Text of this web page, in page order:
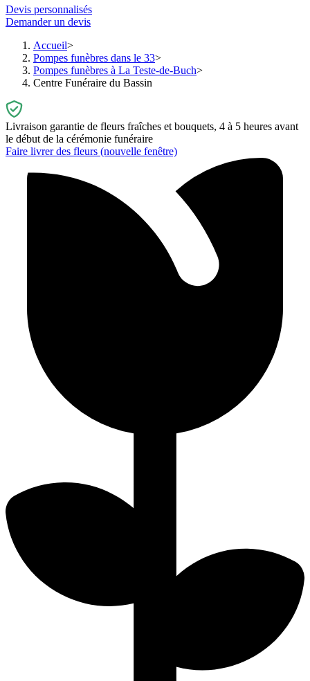
Devis personnalisés
Demander un devis
Accueil
Pompes funèbres dans le 33
Pompes funèbres à La Teste-de-Buch
Centre Funéraire du Bassin
Livraison garantie de fleurs fraîches et bouquets, 4 à 5 heures avant
le début de la cérémonie funéraire
Faire livrer des fleurs (nouvelle fenêtre)